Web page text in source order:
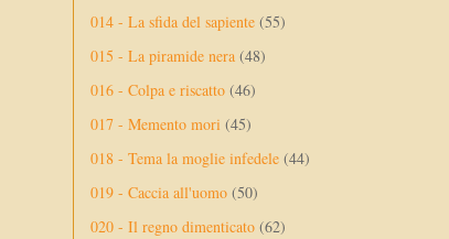
014 - La sfida del sapiente (55)
015 - La piramide nera (48)
016 - Colpa e riscatto (46)
017 - Memento mori (45)
018 - Tema la moglie infedele (44)
019 - Caccia all'uomo (50)
020 - Il regno dimenticato (62)